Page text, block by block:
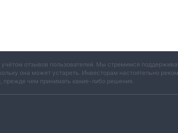
отзывов пользователей. Мы стремимся
она может устареть. Инвесторам настоятельно
чем принимать какие-либо решения.